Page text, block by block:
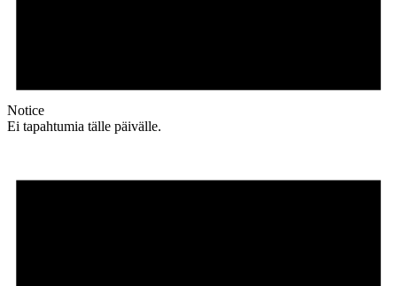
Notice
Ei tapahtumia tälle päivälle.